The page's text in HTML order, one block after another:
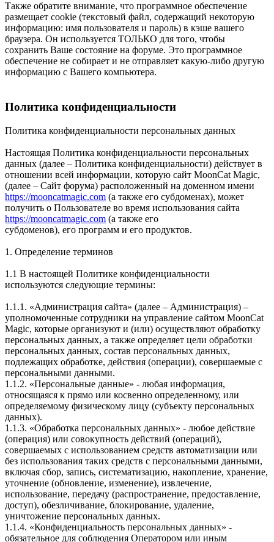
Также обратите внимание, что программное обеспечение
размещает cookie (текстовый файл, содержащий некоторую
информацию: имя пользователя и пароль) в кэше вашего
браузера. Он используется ТОЛЬКО для того, чтобы
сохранить Ваше состояние на форуме. Это программное
обеспечение не собирает и не отправляет какую-либо другую
информацию с Вашего компьютера.
Политика конфиденциальности
Политика конфиденциальности персональных данных
Настоящая Политика конфиденциальности персональных
данных (далее – Политика конфиденциальности) действует в
отношении всей информации, которую сайт MoonCat Magic,
(далее – Сайт форума) расположенный на доменном имени
https://mooncatmagic.com (а также его субдоменах), может
получить о Пользователе во время использования сайта
https://mooncatmagic.com (а также его
субдоменов), его программ и его продуктов.
1. Определение терминов
1.1 В настоящей Политике конфиденциальности
используются следующие термины:
1.1.1. «Администрация сайта» (далее – Администрация) –
уполномоченные сотрудники на управление сайтом MoonCat
Magic, которые организуют и (или) осуществляют обработку
персональных данных, а также определяет цели обработки
персональных данных, состав персональных данных,
подлежащих обработке, действия (операции), совершаемые с
персональными данными.
1.1.2. «Персональные данные» - любая информация,
относящаяся к прямо или косвенно определенному, или
определяемому физическому лицу (субъекту персональных
данных).
1.1.3. «Обработка персональных данных» - любое действие
(операция) или совокупность действий (операций),
совершаемых с использованием средств автоматизации или
без использования таких средств с персональными данными,
включая сбор, запись, систематизацию, накопление, хранение,
уточнение (обновление, изменение), извлечение,
использование, передачу (распространение, предоставление,
доступ), обезличивание, блокирование, удаление,
уничтожение персональных данных.
1.1.4. «Конфиденциальность персональных данных» -
обязательное для соблюдения Оператором или иным